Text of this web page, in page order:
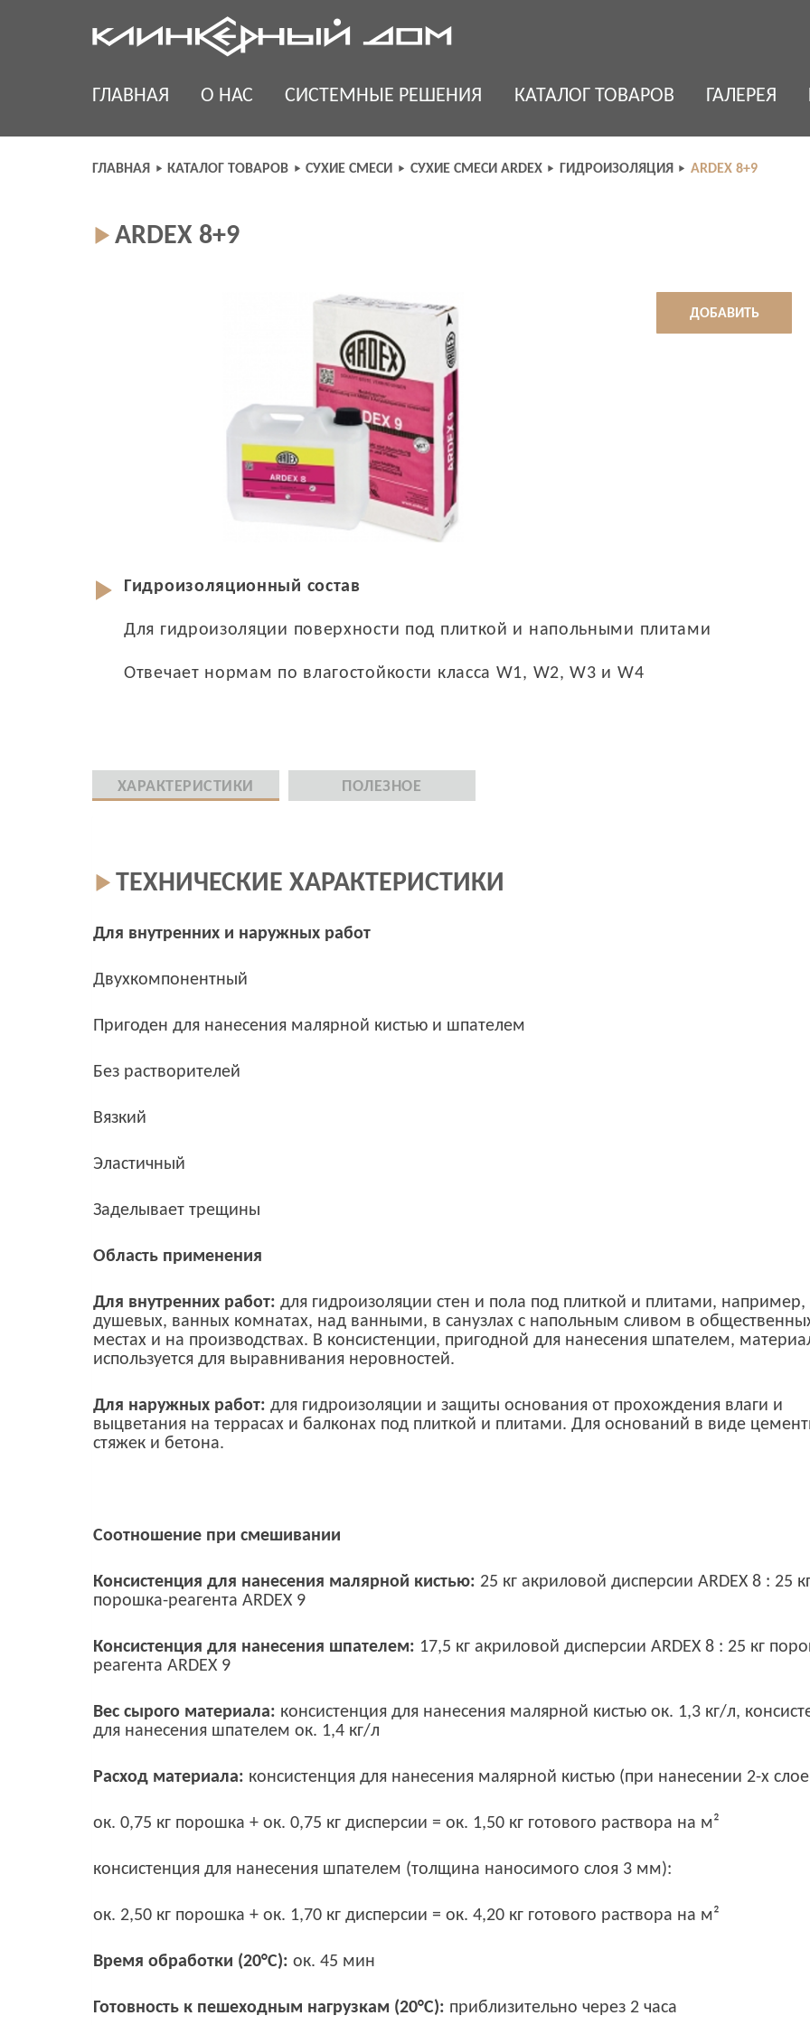
ГЛАВНАЯ О НАС СИСТЕМНЫЕ РЕШЕНИЯ КАТАЛОГ ТОВАРОВ ГАЛЕРЕЯ
ГЛАВНАЯ КАТАЛОГ ТОВАРОВ СУХИЕ СМЕСИ СУХИЕ СМЕСИ ARDEX ГИДРОИЗОЛЯЦИЯ ARDEX 8+9
ARDEX 8+9
ДОБАВИТЬ
Гидроизоляционный состав
Для гидроизоляции поверхности под плиткой и напольными плитами
Отвечает нормам по влагостойкости класса W1, W2, W3 и W4
ХАРАКТЕРИСТИКИ ПОЛЕЗНОЕ
ТЕХНИЧЕСКИЕ ХАРАКТЕРИСТИКИ
Для внутренних и наружных работ
Двухкомпонентный
Пригоден для нанесения малярной кистью и шпателем
Без растворителей
Вязкий
Эластичный
Заделывает трещины
Область применения
Для внутренних работ: для гидроизоляции стен и пола под плиткой и плитами, например,
душевых, ванных комнатах, над ванными, в санузлах с напольным сливом в
местах и на производствах. В консистенции, пригодной для нанесения шпателем,
используется для выравнивания неровностей.
Для наружных работ: для гидроизоляции и защиты основания от прохождения влаги и
выцветания на террасах и балконах под плиткой и плитами. Для оснований в виде
стяжек и бетона.
Соотношение при смешивании
Консистенция для нанесения малярной кистью: 25 кг акриловой дисперсии ARDEX 8 : 25
порошка-реагента ARDEX 9
Консистенция для нанесения шпателем: 17,5 кг акриловой дисперсии ARDEX 8 : 25 кг
реагента ARDEX 9
Вес сырого материала: консистенция для нанесения малярной кистью ок. 1,3 кг/л,
для нанесения шпателем ок. 1,4 кг/л
Расход материала: консистенция для нанесения малярной кистью (при нанесении 2-х
ок. 0,75 кг порошка + ок. 0,75 кг дисперсии = ок. 1,50 кг готового раствора на м²
консистенция для нанесения шпателем (толщина наносимого слоя 3 мм):
ок. 2,50 кг порошка + ок. 1,70 кг дисперсии = ок. 4,20 кг готового раствора на м²
Время обработки (20°C): ок. 45 мин
Готовность к пешеходным нагрузкам (20°C): приблизительно через 2 часа